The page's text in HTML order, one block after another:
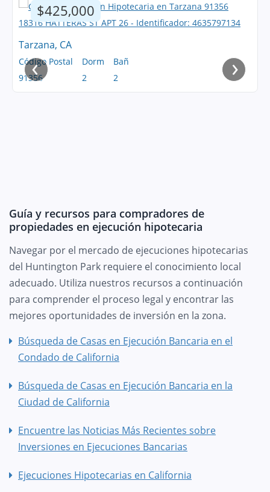
$425,000
Tarzana, CA
Código Postal
91356
Dorm
2
Bañ
2
‹ ›
Guía y recursos para compradores de
propiedades en ejecución hipotecaria
Navegar por el mercado de ejecuciones hipotecarias
del Huntington Park requiere el conocimiento local
adecuado. Utiliza nuestros recursos a continuación
para comprender el proceso legal y encontrar las
mejores oportunidades de inversión en la zona.
Búsqueda de Casas en Ejecución Bancaria en el
Condado de California
Búsqueda de Casas en Ejecución Bancaria en la
Ciudad de California
Encuentre las Noticias Más Recientes sobre
Inversiones en Ejecuciones Bancarias
Ejecuciones Hipotecarias en California